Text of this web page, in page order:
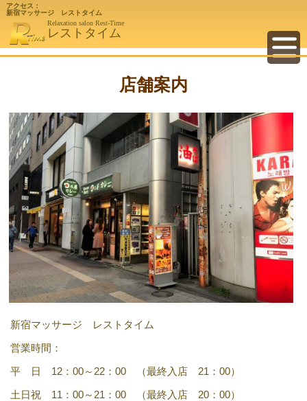
アクセス：
新宿マッサージ レストタイム
Relaxation salon Rest-Time
レストタイム
店舗案内
新宿マッサージ レストタイム
営業時間：
平 日 12：00～22：00 （最終入店 21：00）
土日祝 11：00～21：00 （最終入店 20：00）